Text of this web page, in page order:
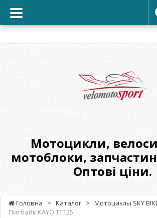
Оптові
ціни.
Мотоцикли,
мотоблоки,
Оптові ціни.
Головна > Каталог > Мотоциклы SKY
Питбайк KAYO TT125